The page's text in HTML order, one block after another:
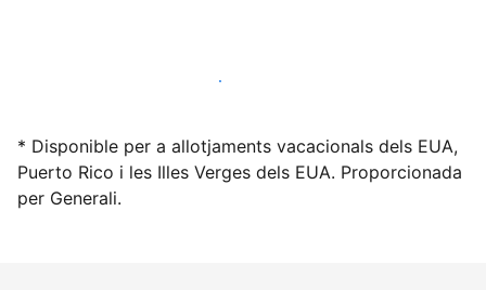
Lloga l'allotjament amb nosaltres avui mateix
* Disponible per a allotjaments vacacionals dels EUA,
Puerto Rico i les Illes Verges dels EUA. Proporcionada
per Generali.